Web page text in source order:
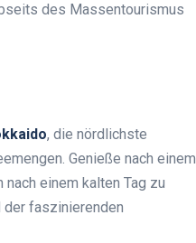
des Massentourismus
, die nördlichste
Genieße nach einem
nach einem kalten Tag zu
der faszinierenden